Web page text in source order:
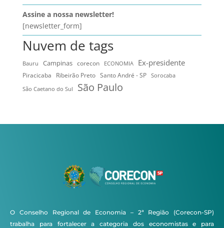
Assine a nossa newsletter!
[newsletter_form]
Nuvem de tags
Bauru Campinas corecon ECONOMIA Ex-presidente
Piracicaba Ribeirão Preto Santo André - SP
Sorocaba
São Caetano do Sul
São Paulo
O Conselho Regional de Economia – 2ª Região (Corecon-SP)
trabalha para fortalecer a categoria dos economistas e para